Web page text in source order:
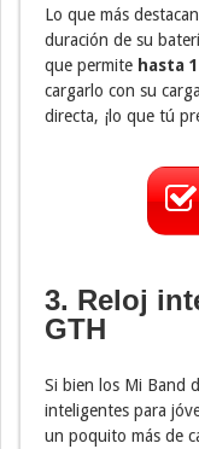
Lo que más
duración de su
que permite hasta
cargarlo con su
directa, ¡lo que tú
3. Reloj
GTH
Si bien los Mi Band
inteligentes para
un poquito más de